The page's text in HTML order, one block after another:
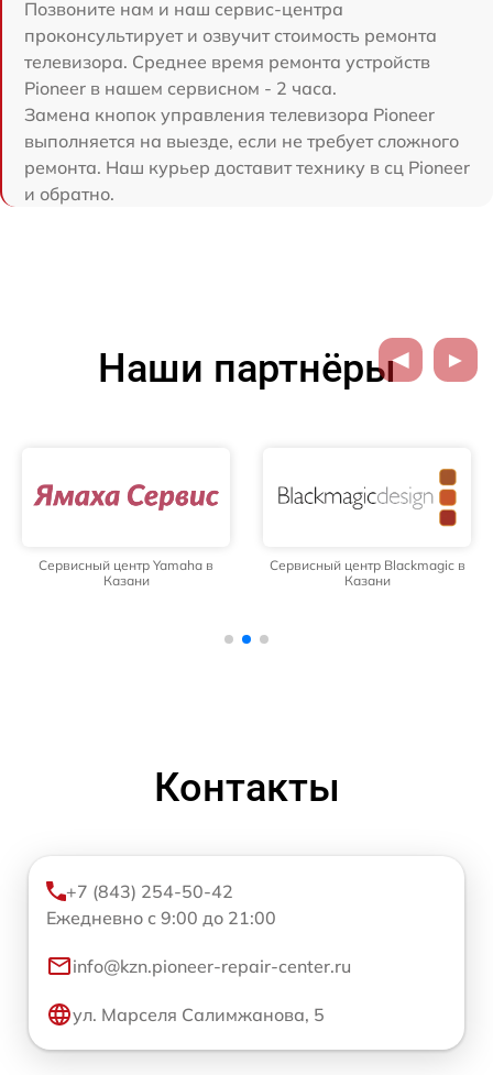
Позвоните нам и наш сервис-центра
проконсультирует и озвучит стоимость ремонта
телевизора. Среднее время ремонта устройств
Pioneer в нашем сервисном - 2 часа.
Замена кнопок управления телевизора Pioneer
выполняется на выезде, если не требует сложного
ремонта. Наш курьер доставит технику в сц Pioneer
и обратно.
Наши партнёры
Сервисный центр Yamaha в
Казани
Сервисный центр Blackmagic в
Казани
Контакты
+7 (843) 254-50-42
Ежедневно с 9:00 до 21:00
info@kzn.pioneer-repair-center.ru
ул. Марселя Салимжанова, 5